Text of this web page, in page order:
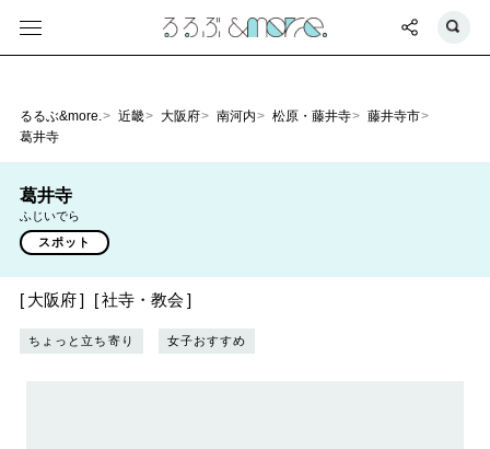
るるぶ&more. 近畿 大阪府 南河内 松原・藤井寺
藤井寺市
葛井寺
葛井寺
ふじいでら
スポット
大阪府 社寺・教会
ちょっと立ち寄り 女子おすすめ